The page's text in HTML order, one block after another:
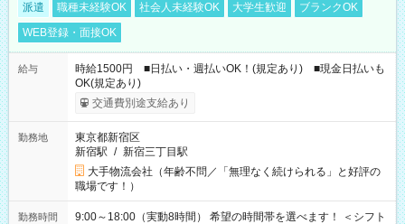
派遣 職種未経験OK 社会人未経験OK 大学生歓迎
ブランクOK
WEB登録・面接OK
給与
時給1500円 ■日払い・週払いOK！(規定あり) ■現金日払いも
OK(規定あり)
交通費別途支給あり
勤務地
東京都新宿区
新宿駅 / 新宿三丁目駅
大手物流会社（年齢不問／「無理なく続けられる」と好評の
職場です！）
勤務時間
9:00～18:00（実動8時間） 希望の時間帯を選べます！ ＜シフト